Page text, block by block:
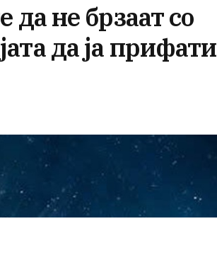
не брзаат со
да ја прифати